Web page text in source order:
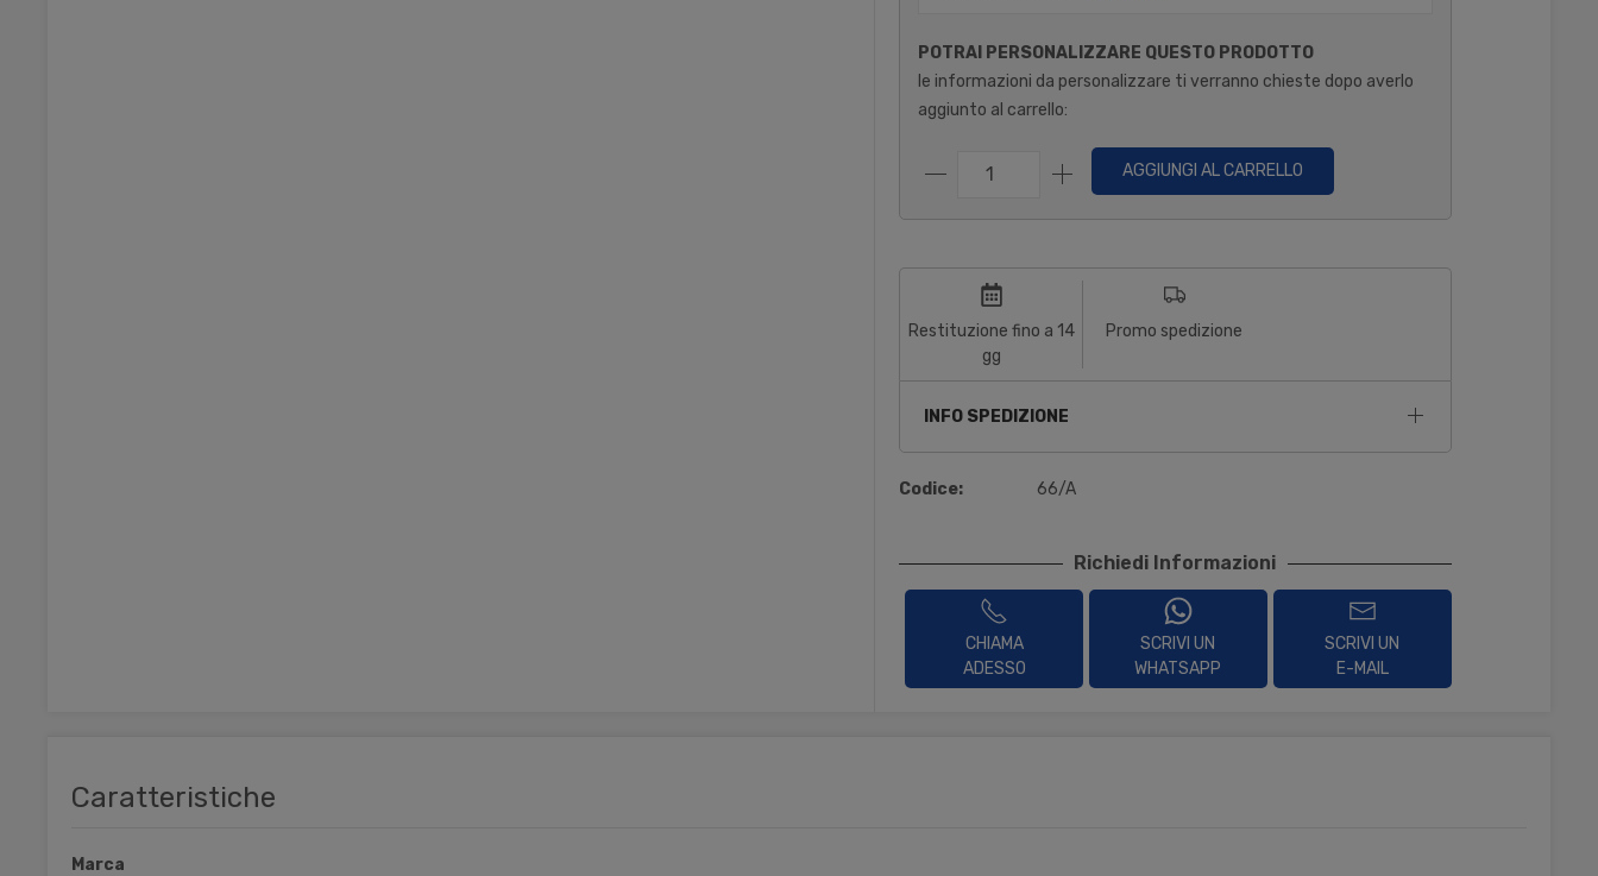
POTRAI PERSONALIZZARE QUESTO PRODOTTO
le informazioni da personalizzare ti verranno chieste dopo averlo
aggiunto al carrello:
AGGIUNGI AL CARRELLO
Restituzione fino a 14
gg
Promo spedizione
INFO SPEDIZIONE
Codice: 66/A
Richiedi Informazioni
CHIAMA
ADESSO
SCRIVI UN
WHATSAPP
SCRIVI UN
E-MAIL
Caratteristiche
Marca